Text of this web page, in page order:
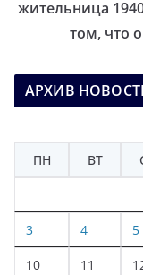
жительница
том, что
АРХИВ
ПН
ВТ
3 4 5
10 11